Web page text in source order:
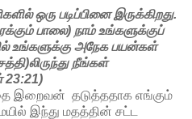
ஒரு படிப்பினை இருக்கிறது.
பாலை) நாம் உங்களுக்குப்
உங்களுக்கு அநேக பயன்கள்
நீங்கள்
23:21)
இறைவன் தடுத்ததாக எங்கும்
இந்து மதத்தின் சட்ட